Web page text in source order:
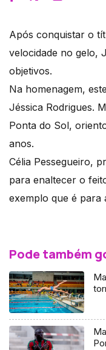
Após conquistar o
velocidade no gelo,
objetivos.
Na homenagem,
Jéssica Rodrigues.
Ponta do Sol,
anos.
Célia Pessegueiro,
para enaltecer o
exemplo que é para
Pode também